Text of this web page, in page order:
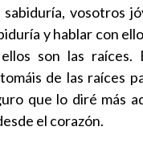
vosotros
y hablar con
son las raíces.
de las raíces
que lo diré más
el corazón.